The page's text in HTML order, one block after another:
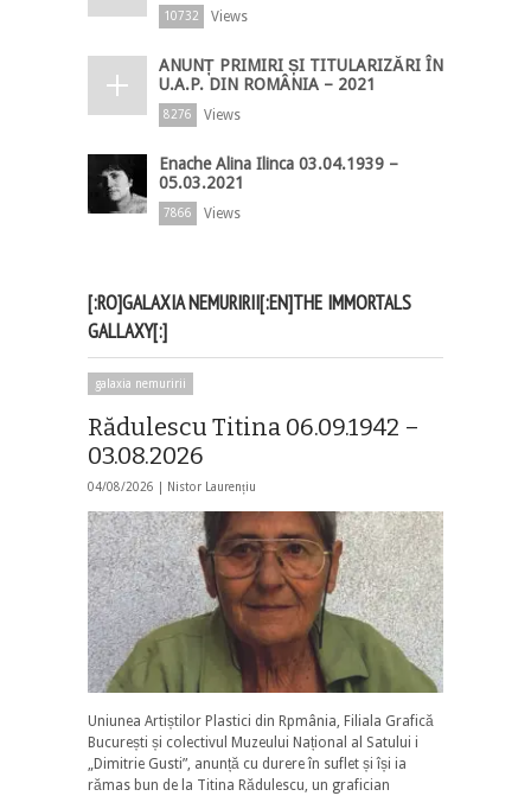
10732 Views
ANUNȚ PRIMIRI ȘI TITULARIZĂRI ÎN
U.A.P. DIN ROMÂNIA – 2021
8276 Views
Enache Alina Ilinca 03.04.1939 –
05.03.2021
7866 Views
[:RO]GALAXIA NEMURIRII[:EN]THE IMMORTALS
GALLAXY[:]
galaxia nemuririi
Rădulescu Titina 06.09.1942 –
03.08.2026
04/08/2026 | Nistor Laurențiu
Uniunea Artiștilor Plastici din Rpmânia, Filiala Grafică
București și colectivul Muzeului Național al Satului i
„Dimitrie Gusti”, anunță cu durere în suflet și își ia
rămas bun de la Titina Rădulescu, un grafician